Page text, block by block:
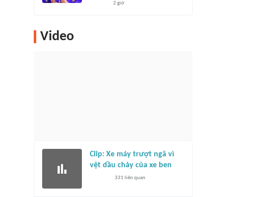
2 giờ
Video
Clip: Xe máy trượt ngã vì
vệt dầu chảy của xe ben
331 liên quan